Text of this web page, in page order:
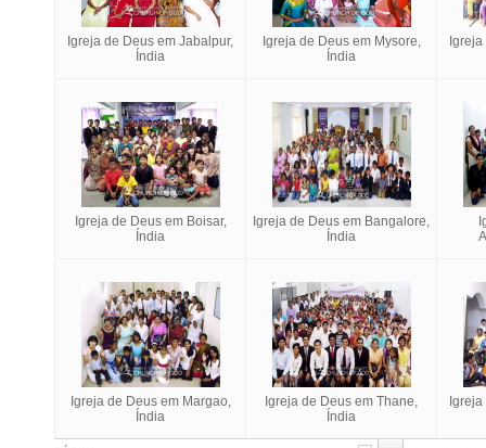
Igreja de Deus em Jabalpur,
Índia
Igreja de Deus em Mysore,
Índia
Igreja de Deus em Boisar,
Índia
Igreja de Deus em Bangalore,
Índia
Igreja de Deus em Margao,
Índia
Igreja de Deus em Thane,
Índia